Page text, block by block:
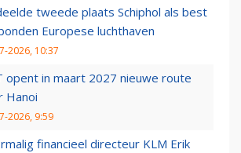
tweede plaats Schiphol als best
Europese luchthaven
2026, 10:37
opent in maart 2027 nieuwe route
Hanoi
2026, 9:59
financieel directeur KLM Erik